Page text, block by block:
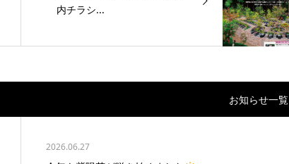
内チラシ...
お知らせ一覧
2026.06.27